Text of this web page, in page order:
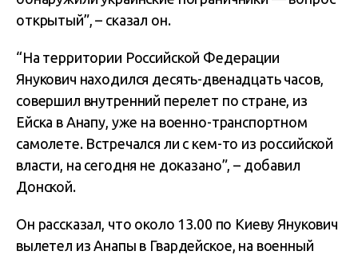
открытый”, – сказал он.
“На территории Российской Федерации
Янукович находился десять-двенадцать часов,
совершил внутренний перелет по стране, из
Ейска в Анапу, уже на военно-транспортном
самолете. Встречался ли с кем-то из российской
власти, на сегодня не доказано”, – добавил
Донской.
Он рассказал, что около 13.00 по Киеву Янукович
вылетел из Анапы в Гвардейское, на военный